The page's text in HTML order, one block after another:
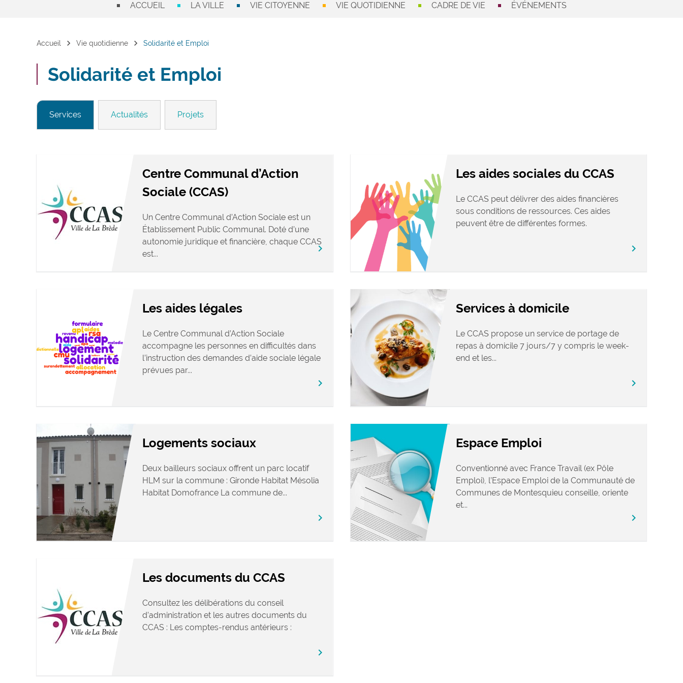
ACCUEIL LA VILLE VIE CITOYENNE VIE QUOTIDIENNE CADRE DE VIE ÉVÉNEMENTS
Accueil chevron_right Vie quotidienne chevron_right Solidarité et Emploi
Solidarité et Emploi
Services Actualités Projets
Centre Communal d’Action
Sociale (CCAS)
Un Centre Communal d’Action Sociale est un
Établissement Public Communal. Doté d’une
autonomie juridique et financière, chaque CCAS
est...
chevron_right
Les aides sociales du CCAS
Le CCAS peut délivrer des aides financières
sous conditions de ressources. Ces aides
peuvent être de différentes formes.
chevron_right
Les aides légales
Le Centre Communal d’Action Sociale
accompagne les personnes en difficultés dans
l’instruction des demandes d’aide sociale légale
prévues par...
chevron_right
Services à domicile
Le CCAS propose un service de portage de
repas à domicile 7 jours/7 y compris le week-
end et les...
chevron_right
Logements sociaux
Deux bailleurs sociaux offrent un parc locatif
HLM sur la commune : Gironde Habitat Mésolia
Habitat Domofrance La commune de...
chevron_right
Espace Emploi
Conventionné avec France Travail (ex Pôle
Emploi), l’Espace Emploi de la Communauté de
Communes de Montesquieu conseille, oriente
et...
chevron_right
Les documents du CCAS
Consultez les délibérations du conseil
d’administration et les autres documents du
CCAS : Les comptes-rendus antérieurs :
chevron_right